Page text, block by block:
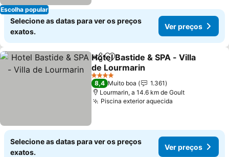
Escolha popular
Selecione as datas para ver os preços
exatos.
Ver preços
PartilharAdicionar aos favoritos
Hotel Bastide & SPA - Villa
de Lourmarin
Ver preços
4 Estrelas
8,4 Muito boa
1.361
Lourmarin, a 14.6 km de Goult
Piscina exterior aquecida
Selecione as datas para ver os preços
exatos.
Ver preços